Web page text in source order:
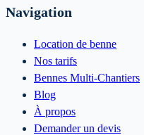
Navigation
Location de benne
Nos tarifs
Bennes Multi-Chantiers
Blog
À propos
Demander un devis